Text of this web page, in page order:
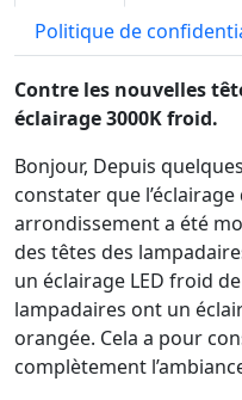
Politique de
Contre les nouvelles
éclairage 3000K froid.
Bonjour, Depuis
constater que
arrondissement a été
des têtes des
un éclairage LED froid
lampadaires ont un
orangée. Cela a pour
complètement